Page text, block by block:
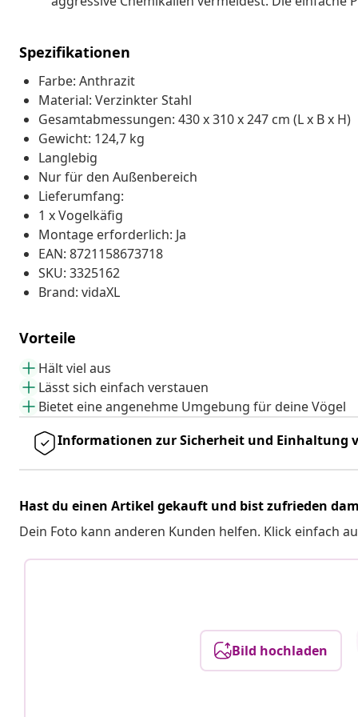
Spezifikationen
Farbe: Anthrazit
Material: Verzinkter Stahl
Gesamtabmessungen: 430 x 310 x 247 cm (L x B x H)
Gewicht: 124,7 kg
Langlebig
Nur für den Außenbereich
Lieferumfang:
1 x Vogelkäfig
Montage erforderlich: Ja
EAN: 8721158673718
SKU: 3325162
Brand: vidaXL
Vorteile
Hält viel aus
Lässt sich einfach verstauen
Bietet eine angenehme Umgebung für deine Vögel
Informationen zur Sicherheit und Einhaltung
Hast du einen Artikel gekauft und bist zufrieden
Dein Foto kann anderen Kunden helfen. Klick einfach
Bild hochladen